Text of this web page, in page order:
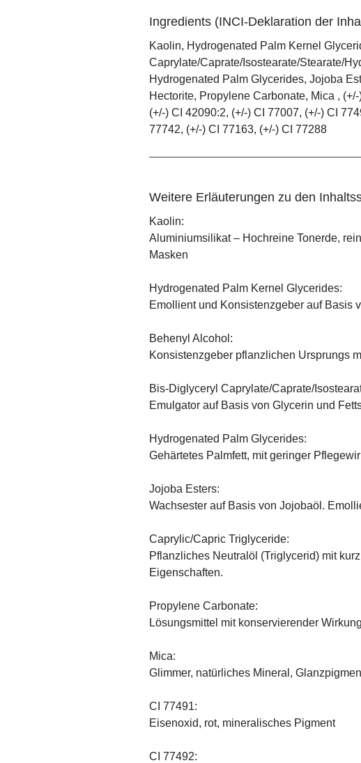
Ingredients (INCI-Deklaration der
Kaolin, Hydrogenated Palm Kernel
Caprylate/Caprate/Isostearate/Stearate/
Hydrogenated Palm Glycerides, Jojoba
Hectorite, Propylene Carbonate, Mica ,
(+/-) CI 42090:2, (+/-) CI 77007, (+/-) CI
77742, (+/-) CI 77163, (+/-) CI 77288
Weitere Erläuterungen zu den
Kaolin:
Aluminiumsilikat – Hochreine Tonerde,
Masken
Hydrogenated Palm Kernel Glycerides:
Emollient und Konsistenzgeber auf Basis
Behenyl Alcohol:
Konsistenzgeber pflanzlichen Ursprungs
Bis-Diglyceryl Caprylate/Caprate/
Emulgator auf Basis von Glycerin und
Hydrogenated Palm Glycerides:
Gehärtetes Palmfett, mit geringer
Jojoba Esters:
Wachsester auf Basis von Jojobaöl.
Caprylic/Capric Triglyceride:
Pflanzliches Neutralöl (Triglycerid) mit
Eigenschaften.
Propylene Carbonate:
Lösungsmittel mit konservierender
Mica:
Glimmer, natürliches Mineral,
CI 77491:
Eisenoxid, rot, mineralisches Pigment
CI 77492: